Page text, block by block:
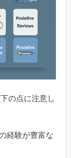
の点に注意し
経験が豊富な